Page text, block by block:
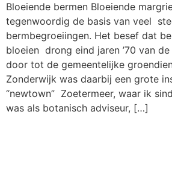
Bloeiende bermen Bloeiende
tegenwoordig de basis van veel
bermbegroeiingen. Het besef dat
bloeien drong eind jaren ’70 van
door tot de gemeentelijke
Zonderwijk was daarbij een grote
“newtown” Zoetermeer, waar ik
was als botanisch adviseur, […]